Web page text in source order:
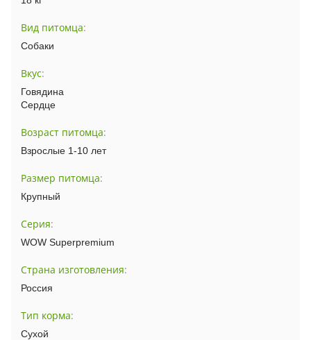
Вид питомца:
Собаки
Вкус:
Говядина
Сердце
Возраст питомца:
Взрослые 1-10 лет
Размер питомца:
Крупный
Серия:
WOW Superpremium
Страна изготовления:
Россия
Тип корма:
Сухой